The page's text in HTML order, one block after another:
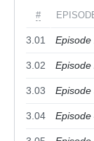
#
3.01 Episode
3.02 Episode
3.03 Episode
3.04 Episode